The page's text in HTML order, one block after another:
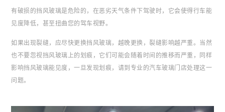
有破损的挡风玻璃是危险的，在恶劣天气条件下驾驶时，它会使得行车能
见度降低，甚至扭曲您的驾车视野。
如果出现裂缝，应尽快更换挡风玻璃，越晚更换，裂缝影响越严重。当然
也不要忽视挡风玻璃上的划痕，它们可能会随着时间的推移而严重，同样
影响挡风玻璃能见度，一旦发现划痕，请到专业的汽车玻璃门店处理这一
问题。